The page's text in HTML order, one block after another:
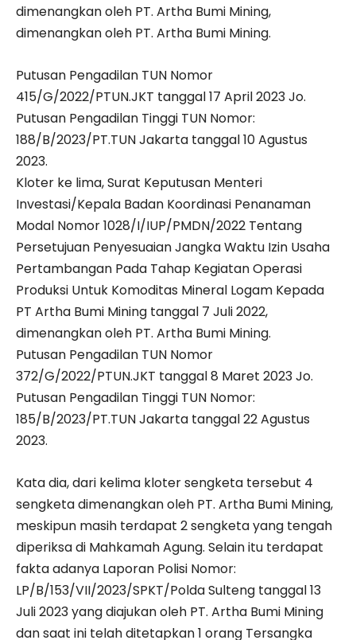
dimenangkan oleh PT. Artha Bumi Mining,
dimenangkan oleh PT. Artha Bumi Mining.
Putusan Pengadilan TUN Nomor
415/G/2022/PTUN.JKT tanggal 17 April 2023 Jo.
Putusan Pengadilan Tinggi TUN Nomor:
188/B/2023/PT.TUN Jakarta tanggal 10 Agustus
2023.
Kloter ke lima, Surat Keputusan Menteri
Investasi/Kepala Badan Koordinasi Penanaman
Modal Nomor 1028/I/IUP/PMDN/2022 Tentang
Persetujuan Penyesuaian Jangka Waktu Izin Usaha
Pertambangan Pada Tahap Kegiatan Operasi
Produksi Untuk Komoditas Mineral Logam Kepada
PT Artha Bumi Mining tanggal 7 Juli 2022,
dimenangkan oleh PT. Artha Bumi Mining.
Putusan Pengadilan TUN Nomor
372/G/2022/PTUN.JKT tanggal 8 Maret 2023 Jo.
Putusan Pengadilan Tinggi TUN Nomor:
185/B/2023/PT.TUN Jakarta tanggal 22 Agustus
2023.
Kata dia, dari kelima kloter sengketa tersebut 4
sengketa dimenangkan oleh PT. Artha Bumi Mining,
meskipun masih terdapat 2 sengketa yang tengah
diperiksa di Mahkamah Agung. Selain itu terdapat
fakta adanya Laporan Polisi Nomor:
LP/B/153/VII/2023/SPKT/Polda Sulteng tanggal 13
Juli 2023 yang diajukan oleh PT. Artha Bumi Mining
dan saat ini telah ditetapkan 1 orang Tersangka